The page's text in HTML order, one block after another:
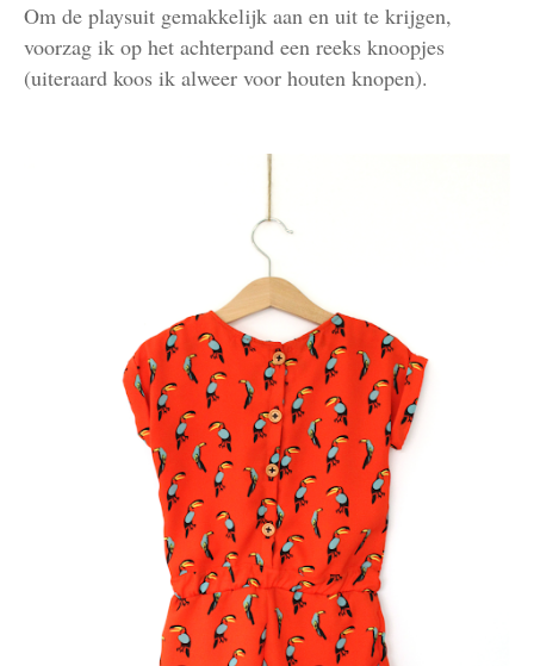
Om de playsuit gemakkelijk aan en uit te krijgen,
voorzag ik op het achterpand een reeks knoopjes
(uiteraard koos ik alweer voor houten knopen).